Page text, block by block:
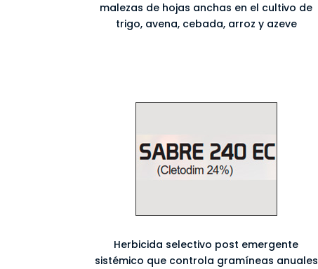
malezas de hojas anchas en el cultivo de
trigo, avena, cebada, arroz y azeve
Herbicida selectivo post emergente
sistémico que controla gramíneas anuales